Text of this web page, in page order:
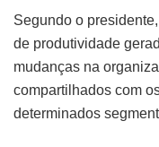
Segundo o
de produtividade
mudanças na
compartilhados com
determinados